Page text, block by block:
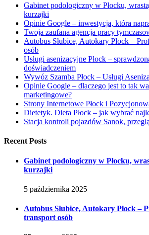
Gabinet podologiczny w Płocku,
kurzajki
Opinie Google – inwestycja, która
Twoja zaufana agencja pracy
Autobus Słubice, Autokary Płock –
osób
Usługi asenizacyjne Płock –
doświadczeniem
Wywóz Szamba Płock – Usługi
Opinie Google – dlaczego jest to tak
marketingowe?
Strony Internetowe Płock i
Dietetyk. Dieta Płock – jak wybrać
Stacja kontroli pojazdów Sanok,
Recent Posts
Gabinet podologiczny w Płocku,
kurzajki
5 października 2025
Autobus Słubice, Autokary Płock –
transport osób